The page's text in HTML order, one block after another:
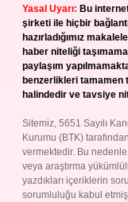
Yasal Uyarı: Bu
şirketi ile hiçbir
hazırladığımız
haber niteliği
paylaşım
benzerlikleri tamamen
halindedir ve tavsiye
Sitemiz, 5651 Sayılı
Kurumu (BTK)
vermektedir. Bu
veya araştırma
yazdıkları içeriklerin
sorumluluğu kabul etmiş